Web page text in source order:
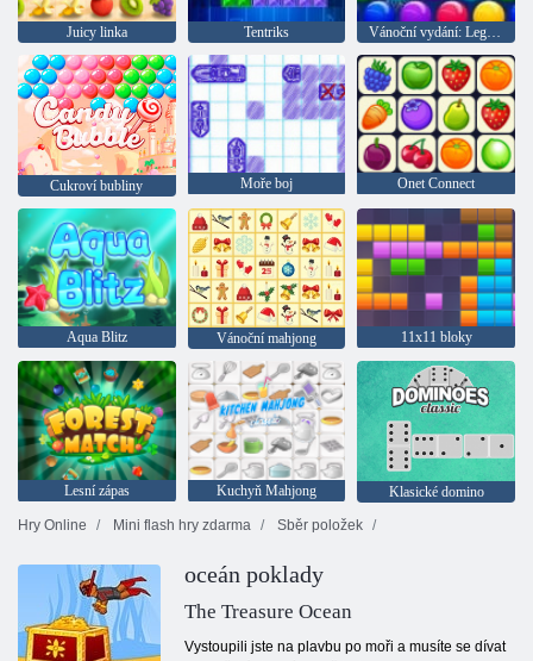
Juicy linka Tentriks Vánoční vydání: Legrační bubliny
Cukroví bubliny Moře boj Onet Connect
Aqua Blitz Vánoční mahjong 11x11 bloky
Lesní zápas Kuchyň Mahjong
Klasické domino
Hry Online
Mini flash hry zdarma Sběr položek
oceán poklady
The Treasure Ocean
Vystoupili jste na plavbu po moři a musíte se dívat